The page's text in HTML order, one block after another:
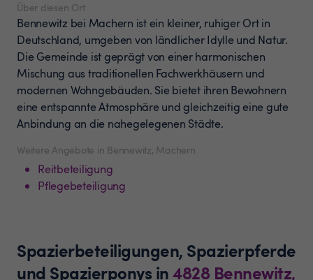
Weitere Angebote in Bennewitz, Machern
Reitbeteiligung
Pflegebeteiligung
Über diesen Ort
Bennewitz bei Machern ist ein kleiner, ruhiger Ort in
Deutschland, umgeben von ländlicher Idylle und Natur.
Die Gemeinde ist geprägt von einer harmonischen
Mischung aus traditionellen Fachwerkhäusern und
modernen Wohngebäuden. Sie bietet ihren Bewohnern
eine entspannte Atmosphäre und gleichzeitig eine gute
Anbindung an die nahegelegenen Städte.
Spazierbeteiligungen, Spazierpferde
und Spazierponys in4828 Bennewitz,